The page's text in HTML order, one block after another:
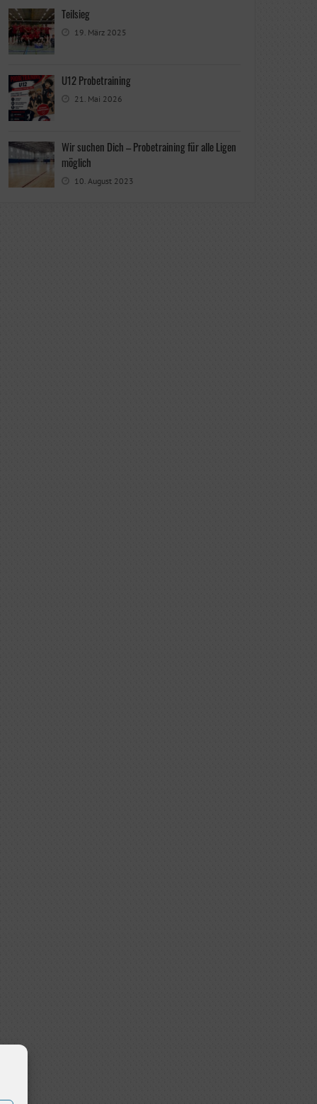
Teilsieg
19. März 2025
U12 Probetraining
21. Mai 2026
Wir suchen Dich – Probetraining für alle Ligen
möglich
10. August 2023